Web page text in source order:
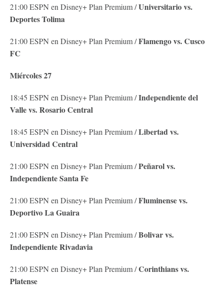
21:00 ESPN en Disney+ Plan Premium /Universitario vs.
Deportes Tolima
21:00 ESPN en Disney+ Plan Premium /Flamengo vs. Cusco
FC
Miércoles 27
18:45 ESPN en Disney+ Plan Premium /Independiente del
Valle vs. Rosario Central
18:45 ESPN en Disney+ Plan Premium /Libertad vs.
Universidad Central
21:00 ESPN en Disney+ Plan Premium /Peñarol vs.
Independiente Santa Fe
21:00 ESPN en Disney+ Plan Premium /Fluminense vs.
Deportivo La Guaira
21:00 ESPN en Disney+ Plan Premium /Bolivar vs.
Independiente Rivadavia
21:00 ESPN en Disney+ Plan Premium /Corinthians vs.
Platense